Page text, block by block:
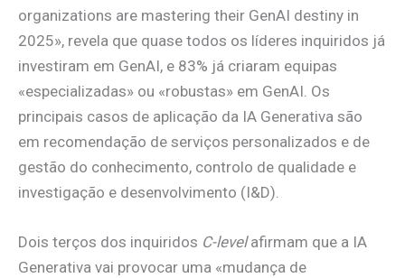
organizations are mastering their GenAI destiny in
2025», revela que quase todos os líderes inquiridos já
investiram em GenAI, e 83% já criaram equipas
«especializadas» ou «robustas» em GenAI. Os
principais casos de aplicação da IA Generativa são
em recomendação de serviços personalizados e de
gestão do conhecimento, controlo de qualidade e
investigação e desenvolvimento (I&D).
Dois terços dos inquiridos C-levelafirmam que a IA
Generativa vai provocar uma «mudança de